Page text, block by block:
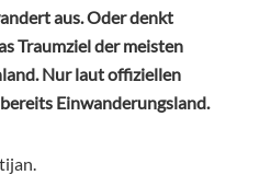
aus. Oder denkt
Traumziel der meisten
Nur laut offiziellen
Einwanderungsland.